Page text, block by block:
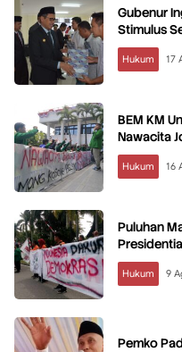
Gubenur
Stimulus
Hukum 17
BEM KM
Nawacita
Hukum 16
Puluhan
Hukum 9
Pemko